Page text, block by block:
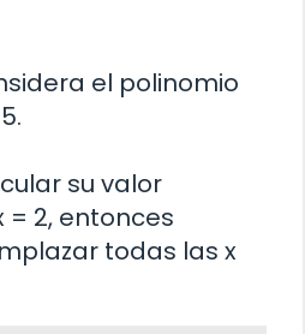
el polinomio
su valor
2, entonces
todas las x